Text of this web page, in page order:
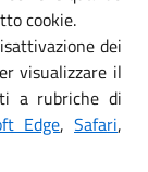
cookie.
dei
visualizzare il
a rubriche di
Edge,Safari,